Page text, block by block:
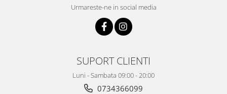
Urmareste-ne in social media
SUPORT CLIENTI
Luni - Sambata 09:00 - 20:00
0734366099